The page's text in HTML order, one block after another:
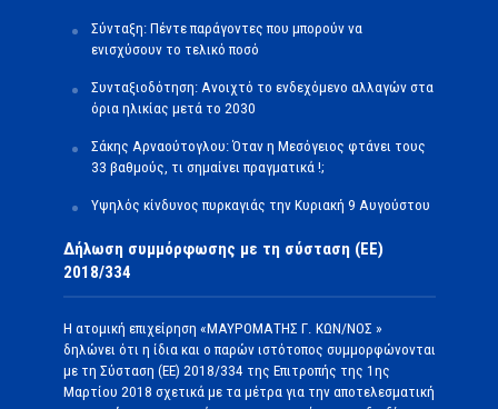
Σύνταξη: Πέντε παράγοντες που μπορούν να
ενισχύσουν το τελικό ποσό
Συνταξιοδότηση: Ανοιχτό το ενδεχόμενο αλλαγών στα
όρια ηλικίας μετά το 2030
Σάκης Αρναούτογλου: Όταν η Μεσόγειος φτάνει τους
33 βαθμούς, τι σημαίνει πραγματικά !;
Υψηλός κίνδυνος πυρκαγιάς την Κυριακή 9 Αυγούστου
Δήλωση συμμόρφωσης με τη σύσταση (ΕΕ)
2018/334
Η ατομική επιχείρηση «ΜΑΥΡΟΜΑΤΗΣ Γ. ΚΩΝ/ΝΟΣ »
δηλώνει ότι η ίδια και ο παρών ιστότοπος συμμορφώνονται
με τη Σύσταση (ΕΕ) 2018/334 της Επιτροπής της 1ης
Μαρτίου 2018 σχετικά με τα μέτρα για την αποτελεσματική